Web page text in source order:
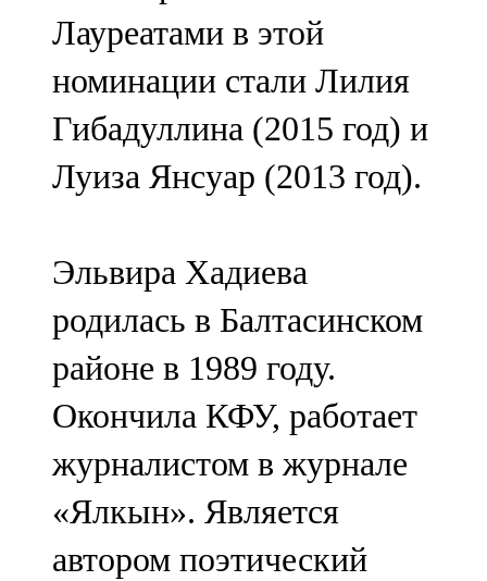
Лауреатами в этой
номинации стали Лилия
Гибадуллина (2015 год) и
Луиза Янсуар (2013 год).
Эльвира Хадиева
родилась в Балтасинском
районе в 1989 году.
Окончила КФУ, работает
журналистом в журнале
«Ялкын». Является
автором поэтический